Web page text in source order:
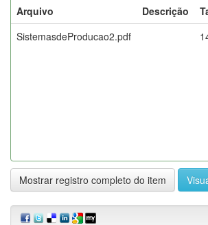
Arquivo
Descrição
SistemasdeProducao2.pdf
Mostrar registro completo do item